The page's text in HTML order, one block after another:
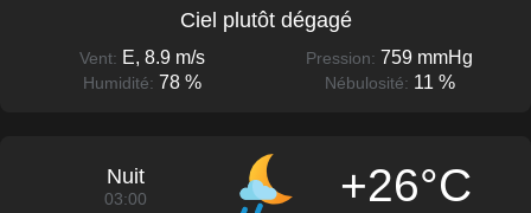
Ciel plutôt dégagé
Vent: E, 8.9 m/s Pression: 759 mmHg
Humidité: 78 % Nébulosité: 11 %
Nuit
03:00 +26°C